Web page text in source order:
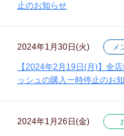
止のお知らせ
2024年1月30日(火) メ
【2024年2月19日(月)】全
ッシュの購入一時停止のお
2024年1月26日(金)